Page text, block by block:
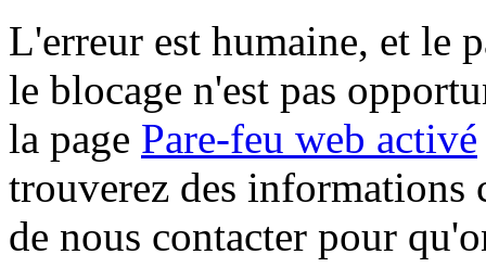
L'erreur est humaine, et le
le blocage n'est pas
la page Pare-feu web activé
trouverez des informations
de nous contacter pour